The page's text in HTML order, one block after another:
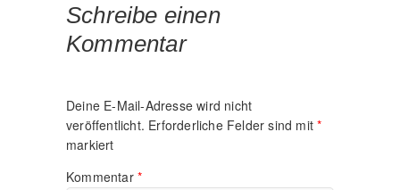
Schreibe einen
Kommentar
Deine E-Mail-Adresse wird nicht
veröffentlicht. Erforderliche Felder sind mit*
markiert
Kommentar *